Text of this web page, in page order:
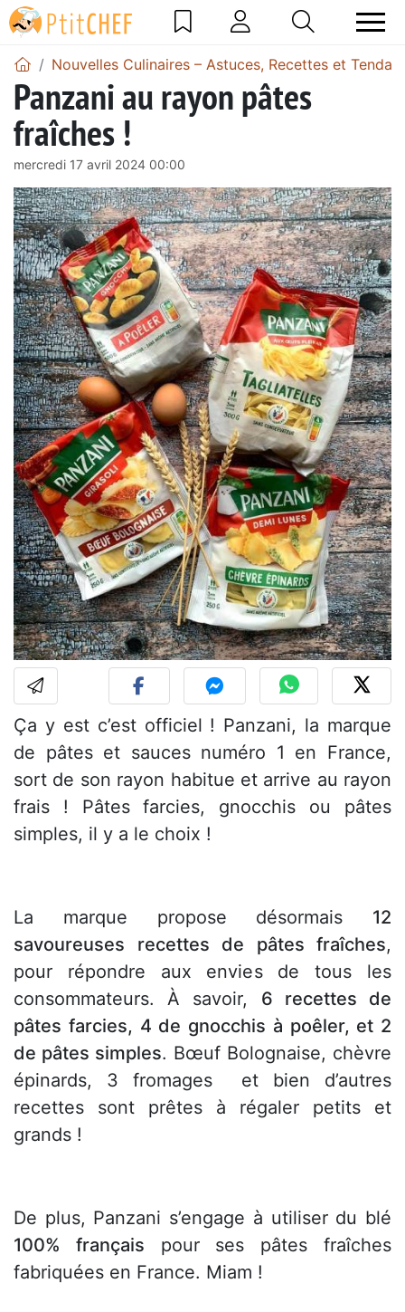
Nouvelles Culinaires – Astuces, Recettes et
Panzani au rayon pâtes
fraîches !
mercredi 17 avril 2024 00:00
Ça y est c’est officiel ! Panzani, la marque
de pâtes et sauces numéro 1 en France,
sort de son rayon habitue et arrive au rayon
frais ! Pâtes farcies, gnocchis ou pâtes
simples, il y a le choix !
La marque propose désormais 12
savoureuses recettes de pâtes fraîches,
pour répondre aux envies de tous les
consommateurs. À savoir, 6 recettes de
pâtes farcies, 4 de gnocchis à poêler, et 2
de pâtes simples. Bœuf Bolognaise, chèvre
épinards, 3 fromages et bien d’autres
recettes sont prêtes à régaler petits et
grands !
De plus, Panzani s’engage à utiliser du blé
100% français pour ses pâtes fraîches
fabriquées en France. Miam !